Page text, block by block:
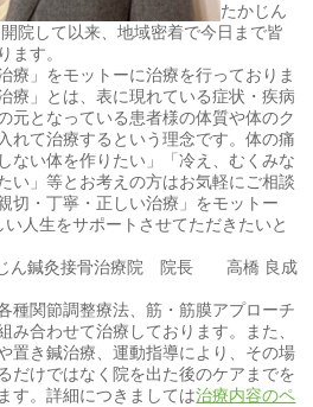
たかじん
院して以来、地域密着で今日まで皆
ます。
療」をモットーに治療を行っておりま
療」とは、表に現れている症状・疾病
元となっている患者様の体質や体のク
れて治療するという理念です。体の痛
ない体を作りたい」「冷え、むくみな
い」等とお考えの方はお気軽にご相談
切・丁寧・正しい治療」をモットー
人生をサポートさせてただきたいと
ん鍼灸接骨治療院 院長 高橋 良成
種関節調整療法、筋・筋膜アプローチ
み合わせて治療しております。また、
置き鍼治療、運動指導により、その場
だけではなく院を出た後のケアまでを
す。詳細につきましては治療内容のペ